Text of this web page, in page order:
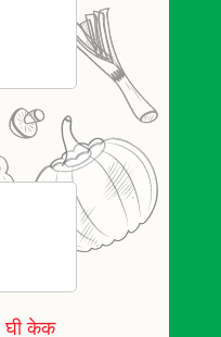
घी केक